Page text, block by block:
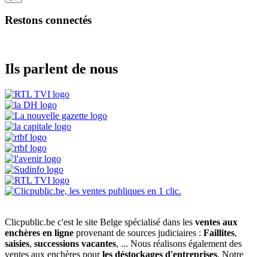
Restons connectés
Ils parlent de nous
Clicpublic.be c'est le site Belge spécialisé dans les ventes aux
enchères en ligne provenant de sources judiciaires : Faillites,
saisies, successions vacantes, ... Nous réalisons également des
ventes aux enchères pourles déstockages d'entreprises. Notre